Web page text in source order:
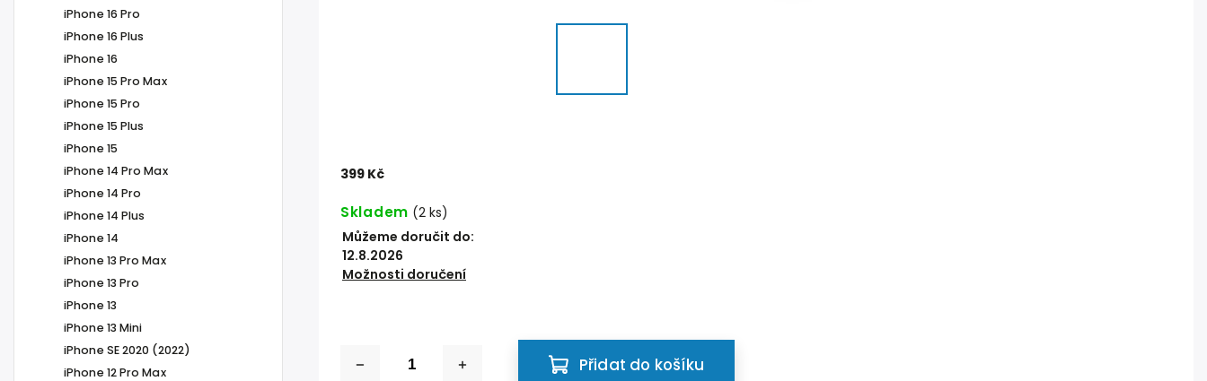
iPhone 16 Pro
iPhone 16 Plus
iPhone 16
iPhone 15 Pro Max
iPhone 15 Pro
iPhone 15 Plus
iPhone 15
iPhone 14 Pro Max
iPhone 14 Pro
iPhone 14 Plus
iPhone 14
iPhone 13 Pro Max
iPhone 13 Pro
iPhone 13
iPhone 13 Mini
iPhone SE 2020 (2022)
iPhone 12 Pro Max
399 Kč
Skladem (2 ks)
Můžeme doručit do:
12.8.2026
Možnosti doručení
Přidat do košíku